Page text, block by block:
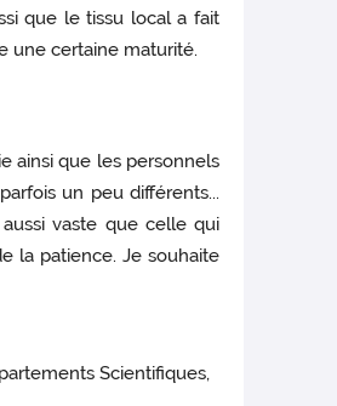
que le tissu local a fait
une certaine maturité.
ainsi que les personnels
un peu différents...
vaste que celle qui
la patience. Je souhaite
Scientifiques,